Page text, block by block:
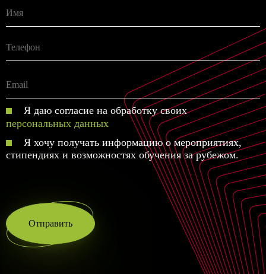
Я даю согласие на обработку своих
персональных данных
Я хочу получать информацию о мероприятиях,
стипендиях и возможностях обучения за рубежом.
Отправить